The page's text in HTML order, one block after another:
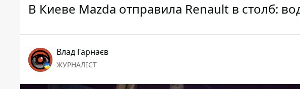
В Киеве Mazda отправила Renault в столб:
Влад Гарнаєв
ЖУРНАЛІСТ